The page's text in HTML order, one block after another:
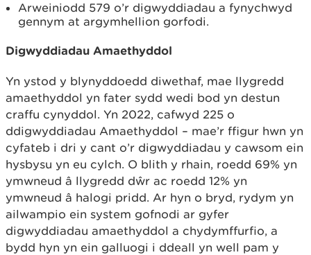
Arweiniodd 579 o’r digwyddiadau a fynychwyd
gennym at argymhellion gorfodi.
Digwyddiadau Amaethyddol
Yn ystod y blynyddoedd diwethaf, mae llygredd
amaethyddol yn fater sydd wedi bod yn destun
craffu cynyddol. Yn 2022, cafwyd 225 o
ddigwyddiadau Amaethyddol – mae’r ffigur hwn yn
cyfateb i dri y cant o’r digwyddiadau y cawsom ein
hysbysu yn eu cylch. O blith y rhain, roedd 69% yn
ymwneud â llygredd dŵr ac roedd 12% yn
ymwneud â halogi pridd. Ar hyn o bryd, rydym yn
ailwampio ein system gofnodi ar gyfer
digwyddiadau amaethyddol a chydymffurfio, a
bydd hyn yn ein galluogi i ddeall yn well pam y